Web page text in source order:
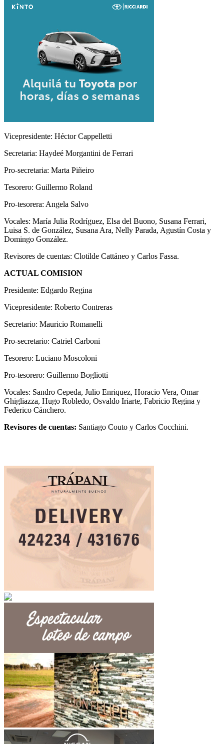
Vicepresidente: Héctor Cappelletti
Secretaria: Haydeé Morgantini de Ferrari
Pro-secretaria: Marta Piñeiro
Tesorero: Guillermo Roland
Pro-tesorera: Angela Salvo
Vocales: María Julia Rodríguez, Elsa del Buono, Susana Ferrari,
Luisa S. de González, Susana Ara, Nelly Parada, Agustín Costa y
Domingo González.
Revisores de cuentas: Clotilde Cattáneo y Carlos Fassa.
ACTUAL COMISION
Presidente: Edgardo Regina
Vicepresidente: Roberto Contreras
Secretario: Mauricio Romanelli
Pro-secretario: Catriel Carboni
Tesorero: Luciano Moscoloni
Pro-tesorero: Guillermo Bogliotti
Vocales: Sandro Cepeda, Julio Enriquez, Horacio Vera, Omar
Ghigliazza, Hugo Robledo, Osvaldo Iriarte, Fabricio Regina y
Federico Cánchero.
Revisores de cuentas: Santiago Couto y Carlos Cocchini.